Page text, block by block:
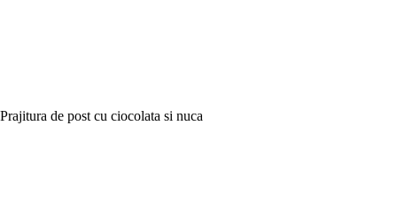
Prajitura de post cu ciocolata si nuca